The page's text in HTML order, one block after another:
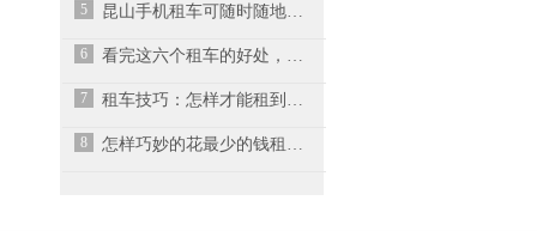
5 昆山手机租车可随时随地租到车辆
6 看完这六个租车的好处，你就明白为啥这么多人选择昆山租车了
7 租车技巧：怎样才能租到最便宜的车
8 怎样巧妙的花最少的钱租车？